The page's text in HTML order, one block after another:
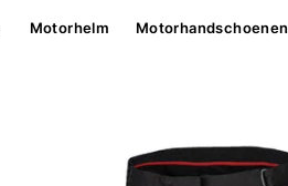
Motorhelm Motorhandschoenen